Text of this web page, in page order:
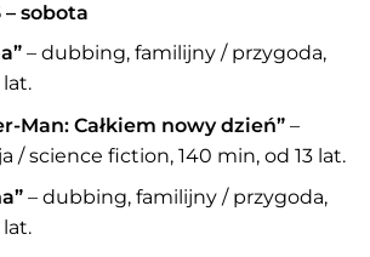
– sobota
– dubbing, familijny / przygoda,
lat.
Man: Całkiem nowy dzień”–
/ science fiction, 140 min, od 13 lat.
– dubbing, familijny / przygoda,
lat.